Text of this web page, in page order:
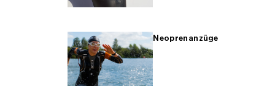
Neoprenanzüge